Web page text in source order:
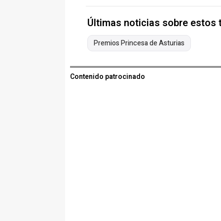
Últimas noticias sobre estos
Premios Princesa de Asturias
Contenido patrocinado